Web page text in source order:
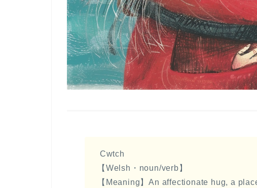
Cwtch
【Welsh・noun/verb】
【Meaning】An affectionate hug, a